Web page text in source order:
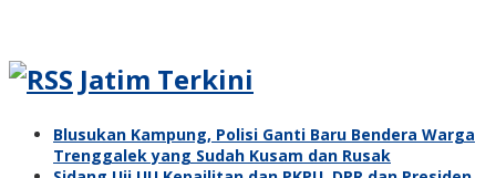
Jatim Terkini
Blusukan Kampung, Polisi Ganti Baru Bendera Warga
Trenggalek yang Sudah Kusam dan Rusak